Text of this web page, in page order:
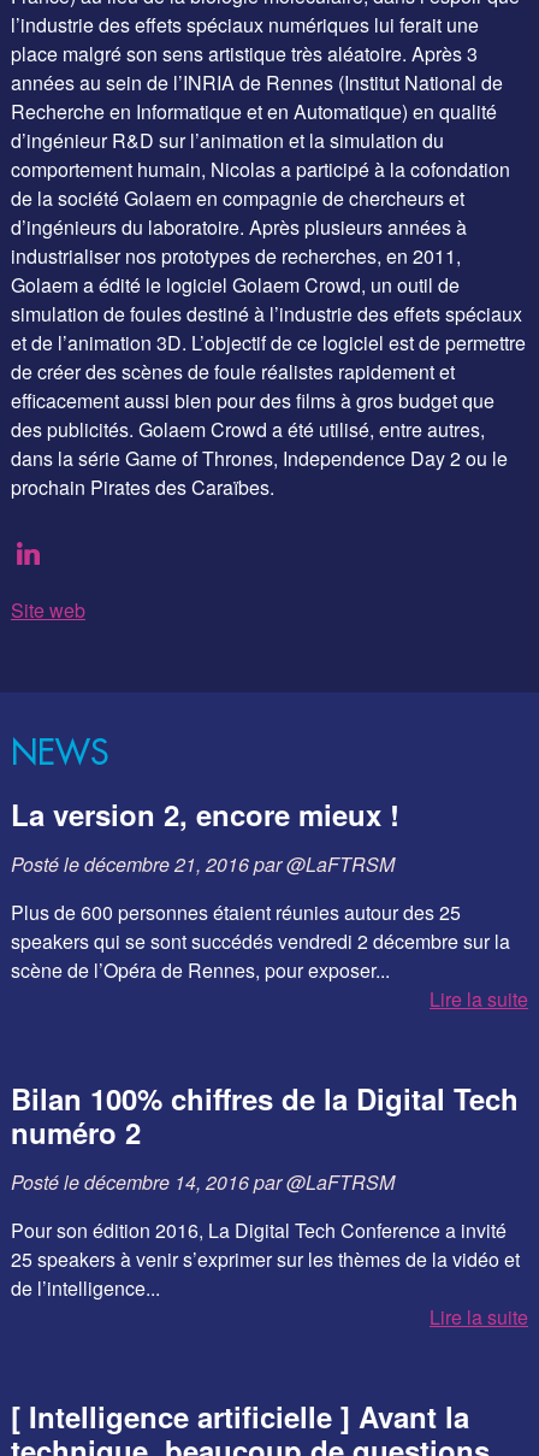
l’industrie des effets spéciaux numériques lui ferait une
place malgré son sens artistique très aléatoire. Après 3
années au sein de l’INRIA de Rennes (Institut National de
Recherche en Informatique et en Automatique) en qualité
d’ingénieur R&D sur l’animation et la simulation du
comportement humain, Nicolas a participé à la cofondation
de la société Golaem en compagnie de chercheurs et
d’ingénieurs du laboratoire. Après plusieurs années à
industrialiser nos prototypes de recherches, en 2011,
Golaem a édité le logiciel Golaem Crowd, un outil de
simulation de foules destiné à l’industrie des effets spéciaux
et de l’animation 3D. L’objectif de ce logiciel est de permettre
de créer des scènes de foule réalistes rapidement et
efficacement aussi bien pour des films à gros budget que
des publicités. Golaem Crowd a été utilisé, entre autres,
dans la série Game of Thrones, Independence Day 2 ou le
prochain Pirates des Caraïbes.
Site web
NEWS
La version 2, encore mieux !
Posté ledécembre 21, 2016par@LaFTRSM
Plus de 600 personnes étaient réunies autour des 25
speakers qui se sont succédés vendredi 2 décembre sur la
scène de l’Opéra de Rennes, pour exposer...
Lire la suite
Bilan 100% chiffres de la Digital Tech
numéro 2
Posté ledécembre 14, 2016par@LaFTRSM
Pour son édition 2016, La Digital Tech Conference a invité
25 speakers à venir s’exprimer sur les thèmes de la vidéo et
de l’intelligence...
Lire la suite
[ Intelligence artificielle ] Avant la